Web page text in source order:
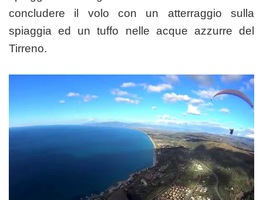
concludere il volo con un atterraggio sulla
spiaggia ed un tuffo nelle acque azzurre del
Tirreno.